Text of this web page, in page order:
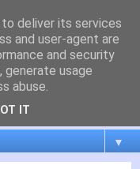
transporte,
ambiente,
▼
deliver its services
and user-agent are
and security
usage
abuse.
IT